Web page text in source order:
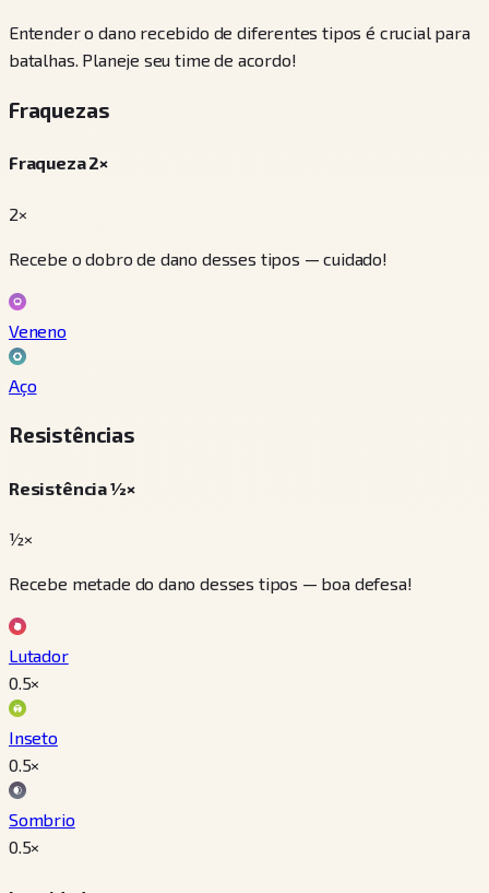
Entender o dano recebido de diferentes tipos é crucial para
batalhas. Planeje seu time de acordo!
Fraquezas
Fraqueza 2×
2×
Recebe o dobro de dano desses tipos — cuidado!
Veneno
Aço
Resistências
Resistência ½×
½×
Recebe metade do dano desses tipos — boa defesa!
Lutador
0.5×
Inseto
0.5×
Sombrio
0.5×